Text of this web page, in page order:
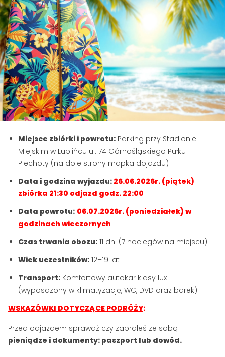
Miejsce zbiórki i powrotu: Parking przy Stadionie
Miejskim w Lublińcu ul. 74 Górnośląskiego Pułku
Piechoty (na dole strony mapka dojazdu)
Data i godzina wyjazdu: 26.06.2026r. (piątek)
zbiórka 21:30 odjazd godz. 22:00
Data powrotu: 06.07.2026r. (poniedziałek) w
godzinach wieczornych
Czas trwania obozu: 11 dni (7 noclegów na miejscu).
Wiek uczestników: 12–19 lat
Transport: Komfortowy autokar klasy lux
(wyposażony w klimatyzację, WC, DVD oraz barek).
WSKAZÓWKI DOTYCZĄCE PODRÓŻY:
Przed odjazdem sprawdź czy zabrałeś ze sobą
pieniądze i dokumenty: paszport lub dowód.